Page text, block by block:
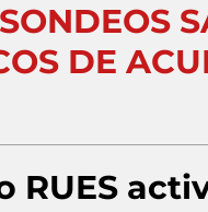
DE
RUES